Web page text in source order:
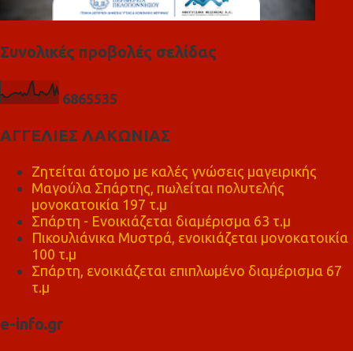
Συνολικές προβολές σελίδας
6865535
ΑΓΓΕΛΙΕΣ ΛΑΚΩΝΙΑΣ
Ζητείται άτομο με καλές γνώσεις μαγειρικής
Μαγούλα Σπάρτης, πωλείται πολυτελής
μονοκατοικία 197 τ.μ
Σπάρτη - Ενοικιάζεται διαμέρισμα 63 τ.μ
Πικουλιάνικα Μυστρά, ενοικιάζεται μονοκατοικία
100 τ.μ
Σπάρτη, ενοικιάζεται επιπλωμένο διαμέρισμα 67
τ.μ
e-info.gr